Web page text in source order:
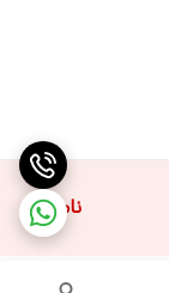
ناموجود